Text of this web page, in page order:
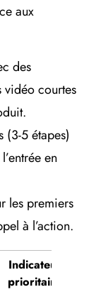
aux
des
vidéo courtes
(3-5 étapes)
en
les premiers
à l’action.
Indicateur
prioritaire